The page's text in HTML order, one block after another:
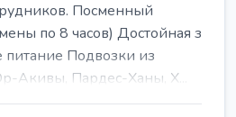
Посменный
по 8 часов) Достойная з
питание Подвозки из
Акивы, Пардес-Ханы, Х...